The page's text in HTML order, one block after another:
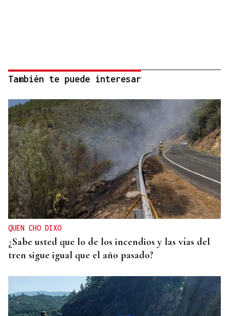
También te puede interesar
QUEN CHO DIXO
¿Sabe usted que lo de los incendios y las vías del
tren sigue igual que el año pasado?